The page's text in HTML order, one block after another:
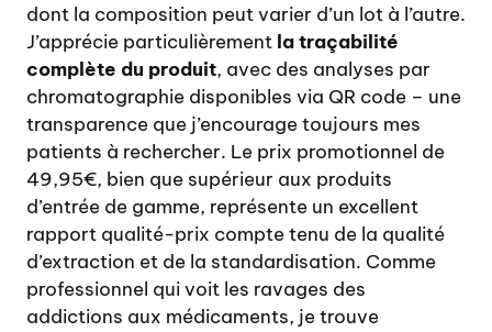
dont la composition peut varier d’un lot à l’autre.
J’apprécie particulièrement la traçabilité
complète du produit, avec des analyses par
chromatographie disponibles via QR code – une
transparence que j’encourage toujours mes
patients à rechercher. Le prix promotionnel de
49,95€, bien que supérieur aux produits
d’entrée de gamme, représente un excellent
rapport qualité-prix compte tenu de la qualité
d’extraction et de la standardisation. Comme
professionnel qui voit les ravages des
addictions aux médicaments, je trouve